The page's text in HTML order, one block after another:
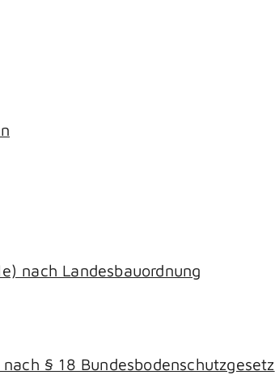
nach Landesbauordnung
§ 18 Bundesbodenschutzgesetz